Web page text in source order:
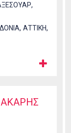
,
, ΑΤΤΙΚΗ,